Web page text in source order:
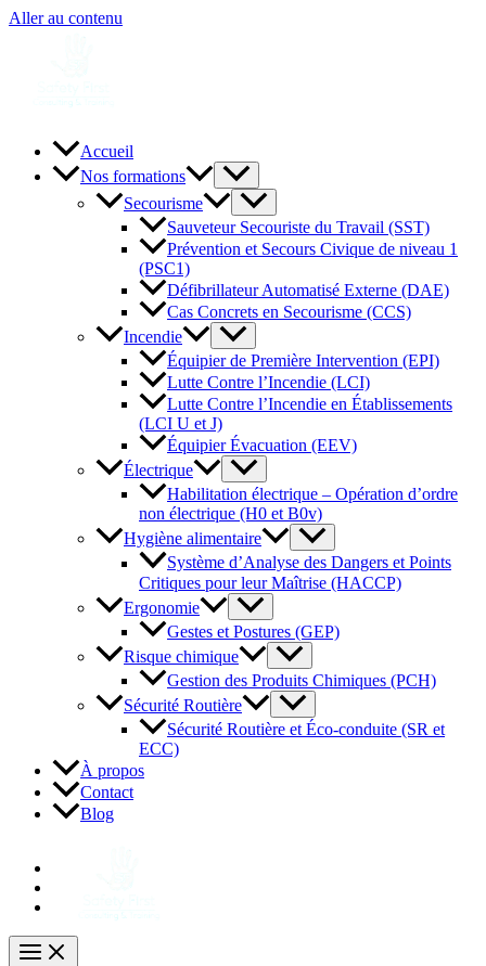
Aller au contenu
Accueil
Nos formations
Secourisme
Sauveteur Secouriste du Travail (SST)
Prévention et Secours Civique de niveau 1
(PSC1)
Défibrillateur Automatisé Externe (DAE)
Cas Concrets en Secourisme (CCS)
Incendie
Équipier de Première Intervention (EPI)
Lutte Contre l’Incendie (LCI)
Lutte Contre l’Incendie en Établissements
(LCI U et J)
Équipier Évacuation (EEV)
Électrique
Habilitation électrique – Opération d’ordre
non électrique (H0 et B0v)
Hygiène alimentaire
Système d’Analyse des Dangers et Points
Critiques pour leur Maîtrise (HACCP)
Ergonomie
Gestes et Postures (GEP)
Risque chimique
Gestion des Produits Chimiques (PCH)
Sécurité Routière
Sécurité Routière et Éco-conduite (SR et
ECC)
À propos
Contact
Blog